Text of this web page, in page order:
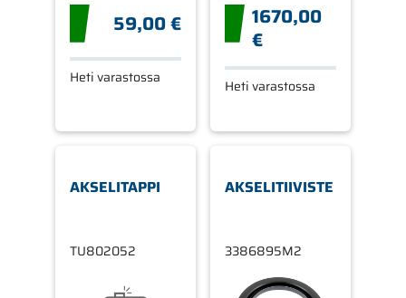
59,00 €
Heti varastossa
1670,00
€
Heti varastossa
AKSELITAPPI
TU802052
AKSELITIIVISTE
3386895M2